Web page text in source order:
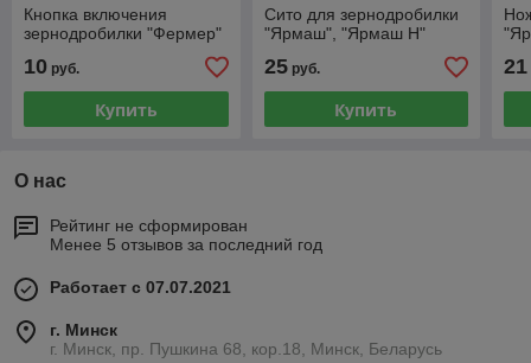
Кнопка включения
зернодробилки "Фермер"
10 руб.
Купить
Сито для зернодробилки
"Ярмаш", "Ярмаш Н"
25руб.
Купить
21
О нас
Рейтинг не сформирован
Менее 5 отзывов за последний год
Работает с 07.07.2021
г. Минск
г. Минск, пр. Пушкина 68, кор.18, Минск, Беларусь